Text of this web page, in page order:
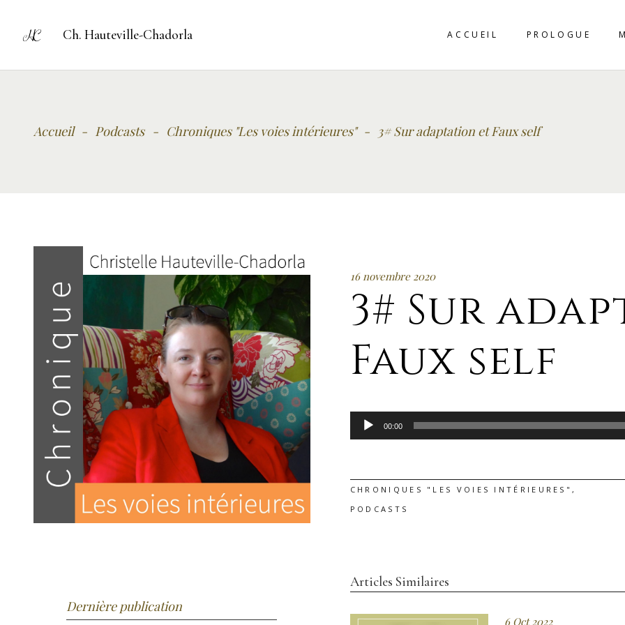
Ch. Hauteville-Chadorla ACCUEIL PROLOGUE
Accueil - Podcasts - Chroniques "Les voies intérieures" - 3# Sur adaptation et Faux self
Dernière publication
16 novembre 2020
3# Sur
Faux self
Lecteur
audio
00:00
CHRONIQUES "LES VOIES INTÉRIEURES" ,
PODCASTS
Articles Similaires
6 Oct 2022